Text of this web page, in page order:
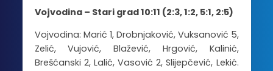
Vojvodina – Stari grad 10:11 (2:3, 1:2, 5:1, 2:5)
Vojvodina: Marić 1, Drobnjaković, Vuksanović 5,
Zelić, Vujović, Blažević, Hrgović, Kalinić,
Brešćanski 2, Lalić, Vasović 2, Slijepčević, Lekić.